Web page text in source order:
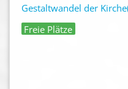
Gestaltwandel der
Freie Plätze